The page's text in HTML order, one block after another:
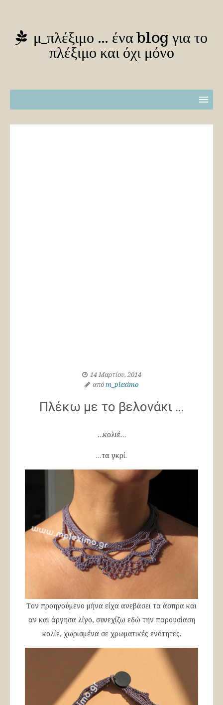
μ_πλέξιμο … ένα blog για το
πλέξιμο και όχι μόνο
14 Μαρτίου, 2014
απόm_pleximo
Πλέκω με το βελονάκι …
…κολιέ…
…τα γκρί.
Τον προηγούμενο μήνα είχα ανεβάσει τα άσπρα και
αν και άργησα λίγο, συνεχίζω εδώ την παρουσίαση
κολίε, χωρισμένα σε χρωματικές ενότητες.